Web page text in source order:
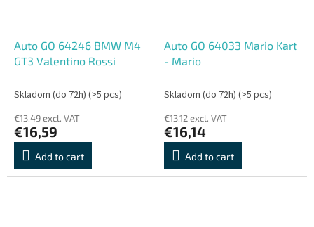
Auto GO 64246 BMW M4
GT3 Valentino Rossi
Skladom (do 72h) (>5 pcs)
€13,49 excl. VAT
€16,59
Add to cart
Auto GO 64033 Mario Kart
- Mario
Skladom (do 72h) (>5 pcs)
€13,12 excl. VAT
€16,14
Add to cart